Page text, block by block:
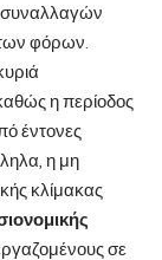
συναλλαγών
φόρων.
η περίοδος
έντονες
η μη
κλίμακας
σε